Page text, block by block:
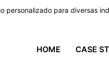
personalizado para diversas
HOME CASE